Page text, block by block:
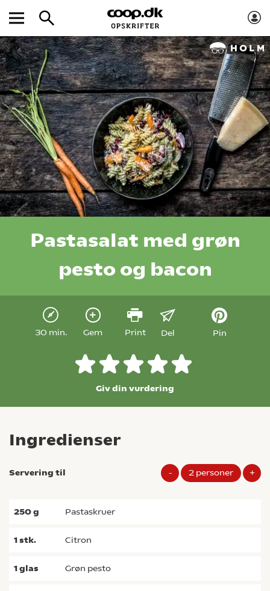
Pastasalat med grøn
pesto og bacon
30 min. Gem Print Del Pin
Giv din vurdering
Ingredienser
Servering til - 2 personer +
250g pastaskruer
1stk. citron
1glas grøn pesto